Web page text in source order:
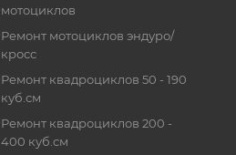
мотоциклов
Ремонт мотоциклов эндуро/
кросс
Ремонт квадроциклов 50 - 190
куб.см
Ремонт квадроциклов 200 -
400 куб.см